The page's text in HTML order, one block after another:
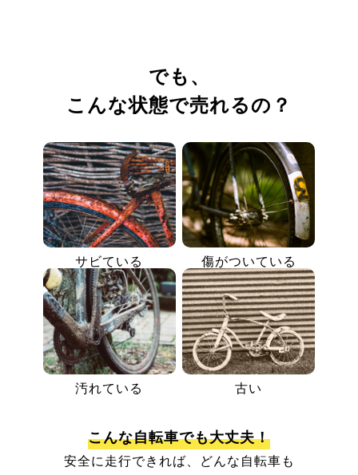
でも、
こんな状態で売れるの？
サビている 傷がついている
汚れている 古い
こんな自転車でも大丈夫！
安全に走行できれば、どんな自転車も